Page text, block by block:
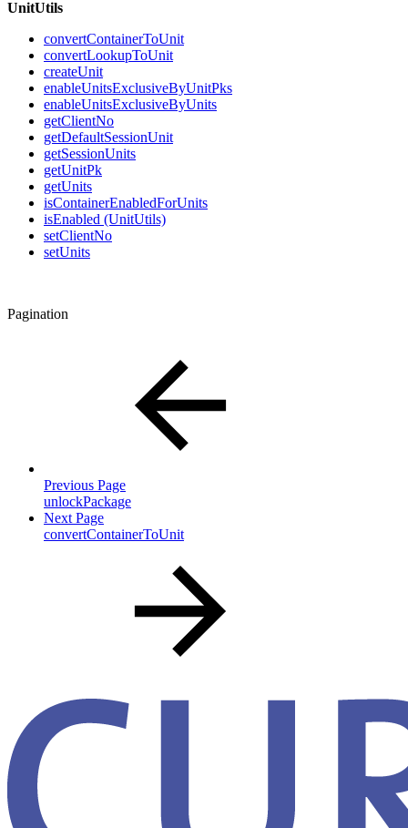
UnitUtils
convertContainerToUnit
convertLookupToUnit
createUnit
enableUnitsExclusiveByUnitPks
enableUnitsExclusiveByUnits
getClientNo
getDefaultSessionUnit
getSessionUnits
getUnitPk
getUnits
isContainerEnabledForUnits
isEnabled (UnitUtils)
setClientNo
setUnits
Pagination
Previous Page
unlockPackage
Next Page
convertContainerToUnit